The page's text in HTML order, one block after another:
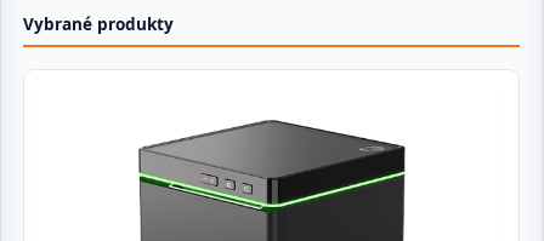
Vybrané produkty